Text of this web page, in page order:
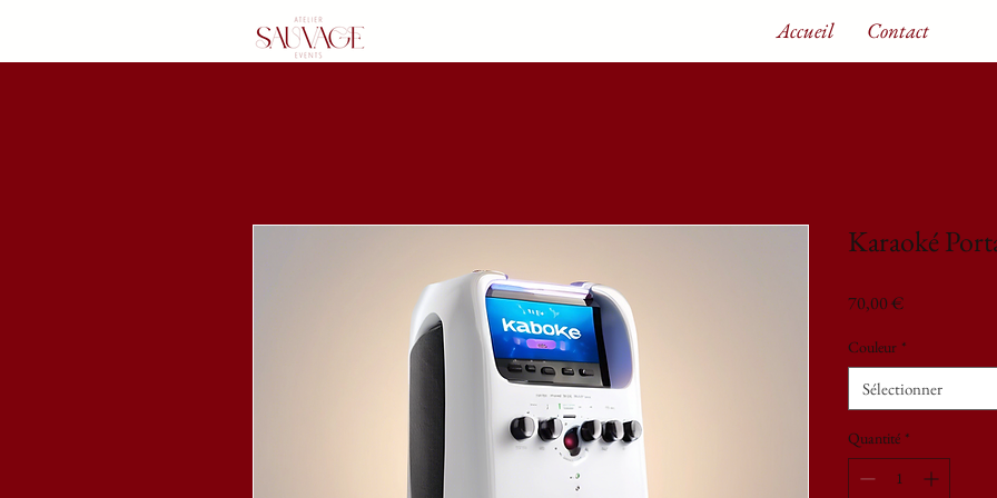
Accueil Contact
Karaoké
70,00 €Prix
Couleur *
Sélectionner
Quantité *